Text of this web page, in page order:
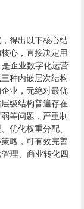
得出以下核心结
心，直接决定用
企业数字化运营
种内嵌层次结构
业，无绝对最优
级结构普遍存在
等问题，严重制
优化权重分配、
略，可有效完善
理、商业转化四